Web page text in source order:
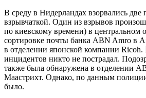
В среду в Нидерландах взорвались две
взрывчаткой. Один из взрывов
по киевскому времени) в центральном
сортировке почты банка ABN Amro в
в отделении японской компании Ricoh.
инцидентов никто не пострадал.
также была обнаружена в отделении
Маастрихт. Однако, по данным
было.